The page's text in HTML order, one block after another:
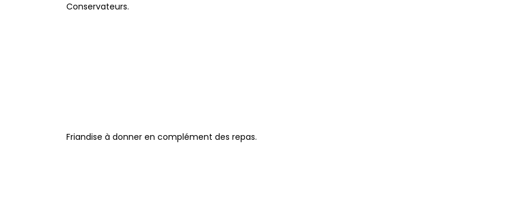
Conservateurs.
Friandise à donner en complément des repas.